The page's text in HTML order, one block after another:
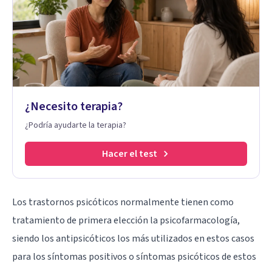
¿Necesito terapia?
¿Podría ayudarte la terapia?
Hacer el test
Los trastornos psicóticos normalmente tienen como
tratamiento de primera elección la psicofarmacología,
siendo los antipsicóticos los más utilizados en estos casos
para los síntomas positivos o síntomas psicóticos de estos